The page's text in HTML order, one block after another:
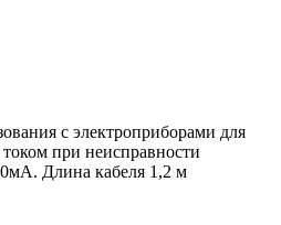
с электроприборами для
при неисправности
Длина кабеля 1,2 м